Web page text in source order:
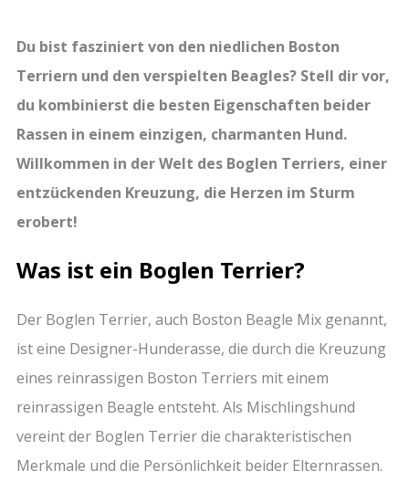
Du bist fasziniert von den niedlichen Boston
Terriern und den verspielten Beagles? Stell dir vor,
du kombinierst die besten Eigenschaften beider
Rassen in einem einzigen, charmanten Hund.
Willkommen in der Welt des Boglen Terriers, einer
entzückenden Kreuzung, die Herzen im Sturm
erobert!
Was ist ein Boglen Terrier?
Der Boglen Terrier, auch Boston Beagle Mix genannt,
ist eine Designer-Hunderasse, die durch die Kreuzung
eines reinrassigen Boston Terriers mit einem
reinrassigen Beagle entsteht. Als Mischlingshund
vereint der Boglen Terrier die charakteristischen
Merkmale und die Persönlichkeit beider Elternrassen.